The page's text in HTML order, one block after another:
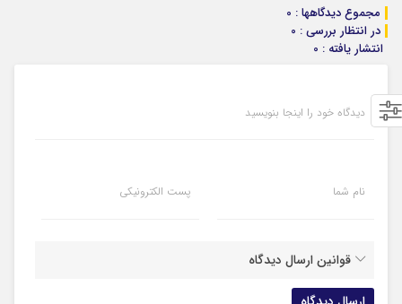
مجموع دیدگاهها : 0
در انتظار بررسی : 0
انتشار یافته : 0
دیدگاه خود را اینجا بنویسید
نام شما پست الکترونیکی
قوانین ارسال دیدگاه